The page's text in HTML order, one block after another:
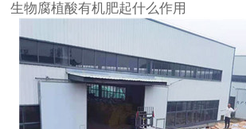
生物腐植酸有机肥起什么作用